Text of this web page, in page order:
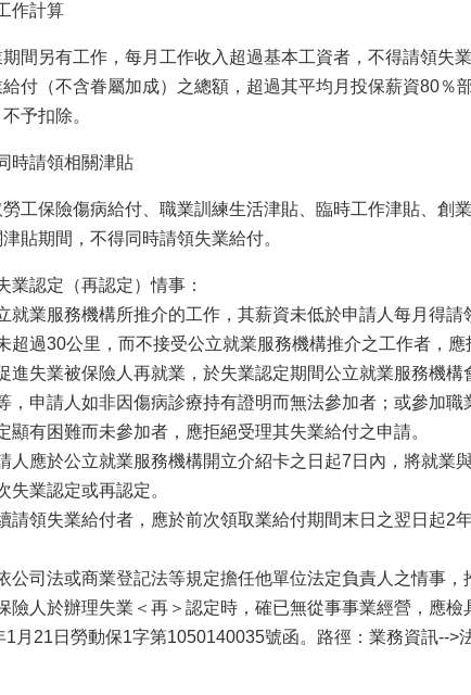
作計算
期間另有工作，每月工作收入超過基本工資者，不得請領失
給付（不含眷屬加成）之總額，超過其平均月投保薪資80％
予扣除。
時請領相關津貼
工保險傷病給付、職業訓練生活津貼、臨時工作津貼、創
貼期間，不得同時請領失業給付。
業認定（再認定）情事：
就業服務機構所推介的工作，其薪資未低於申請人每月得
超過30公里，而不接受公立就業服務機構推介之工作者，應
進失業被保險人再就業，於失業認定期間公立就業服務機
，申請人如非因傷病診療持有證明而無法參加者；或參加
顯有困難而未參加者，應拒絕受理其失業給付之申請。
人應於公立就業服務機構開立介紹卡之日起7日內，將就
失業認定或再認定。
請領失業給付者，應於前次領取業給付期間末日之翌日起
公司法或商業登記法等規定擔任他單位法定負責人之情事
險人於辦理失業＜再＞認定時，確已無從事事業經營，應
1月21日勞動保1字第1050140035號函。路徑：業務資訊-->